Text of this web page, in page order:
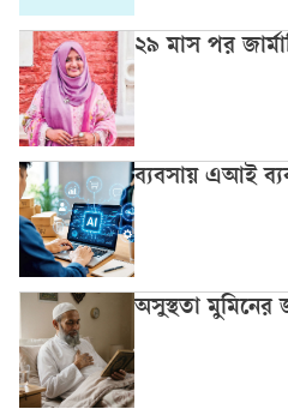
২৯ মাস পর
ব্যবসায় এআই
অসুস্থতা মুমিনের